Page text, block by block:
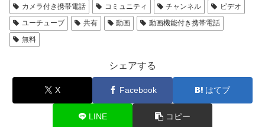
カメラ付き携帯電話
コミュニティ チャンネル
ビデオ
ユーチューブ
共有 動画
動画機能付き携帯電話
無料
シェアする
X Facebook はてブ
LINE コピー